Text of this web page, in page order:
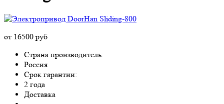
от 16500 руб
Страна производитель:
Россия
Срок гарантии:
2 года
Доставка